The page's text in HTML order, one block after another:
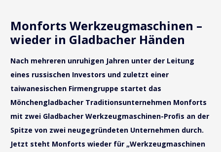
Monforts Werkzeugmaschinen –
wieder in Gladbacher Händen
Nach mehreren unruhigen Jahren unter der Leitung
eines russischen Investors und zuletzt einer
taiwanesischen Firmengruppe startet das
Mönchengladbacher Traditionsunternehmen Monforts
mit zwei Gladbacher Werkzeugmaschinen-Profis an der
Spitze von zwei neugegründeten Unternehmen durch.
Jetzt steht Monforts wieder für „Werkzeugmaschinen